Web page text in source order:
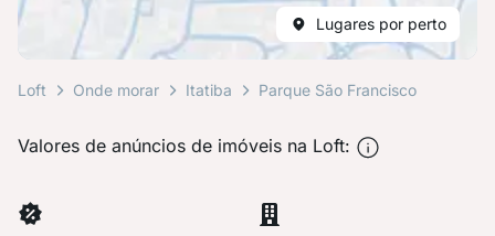
Lugares por perto
Loft Onde morar Itatiba Parque São Francisco
Valores de anúncios de imóveis na Loft: